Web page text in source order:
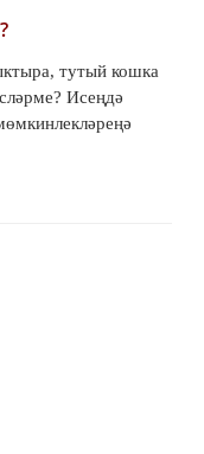
тутый кошка
Исеңдә